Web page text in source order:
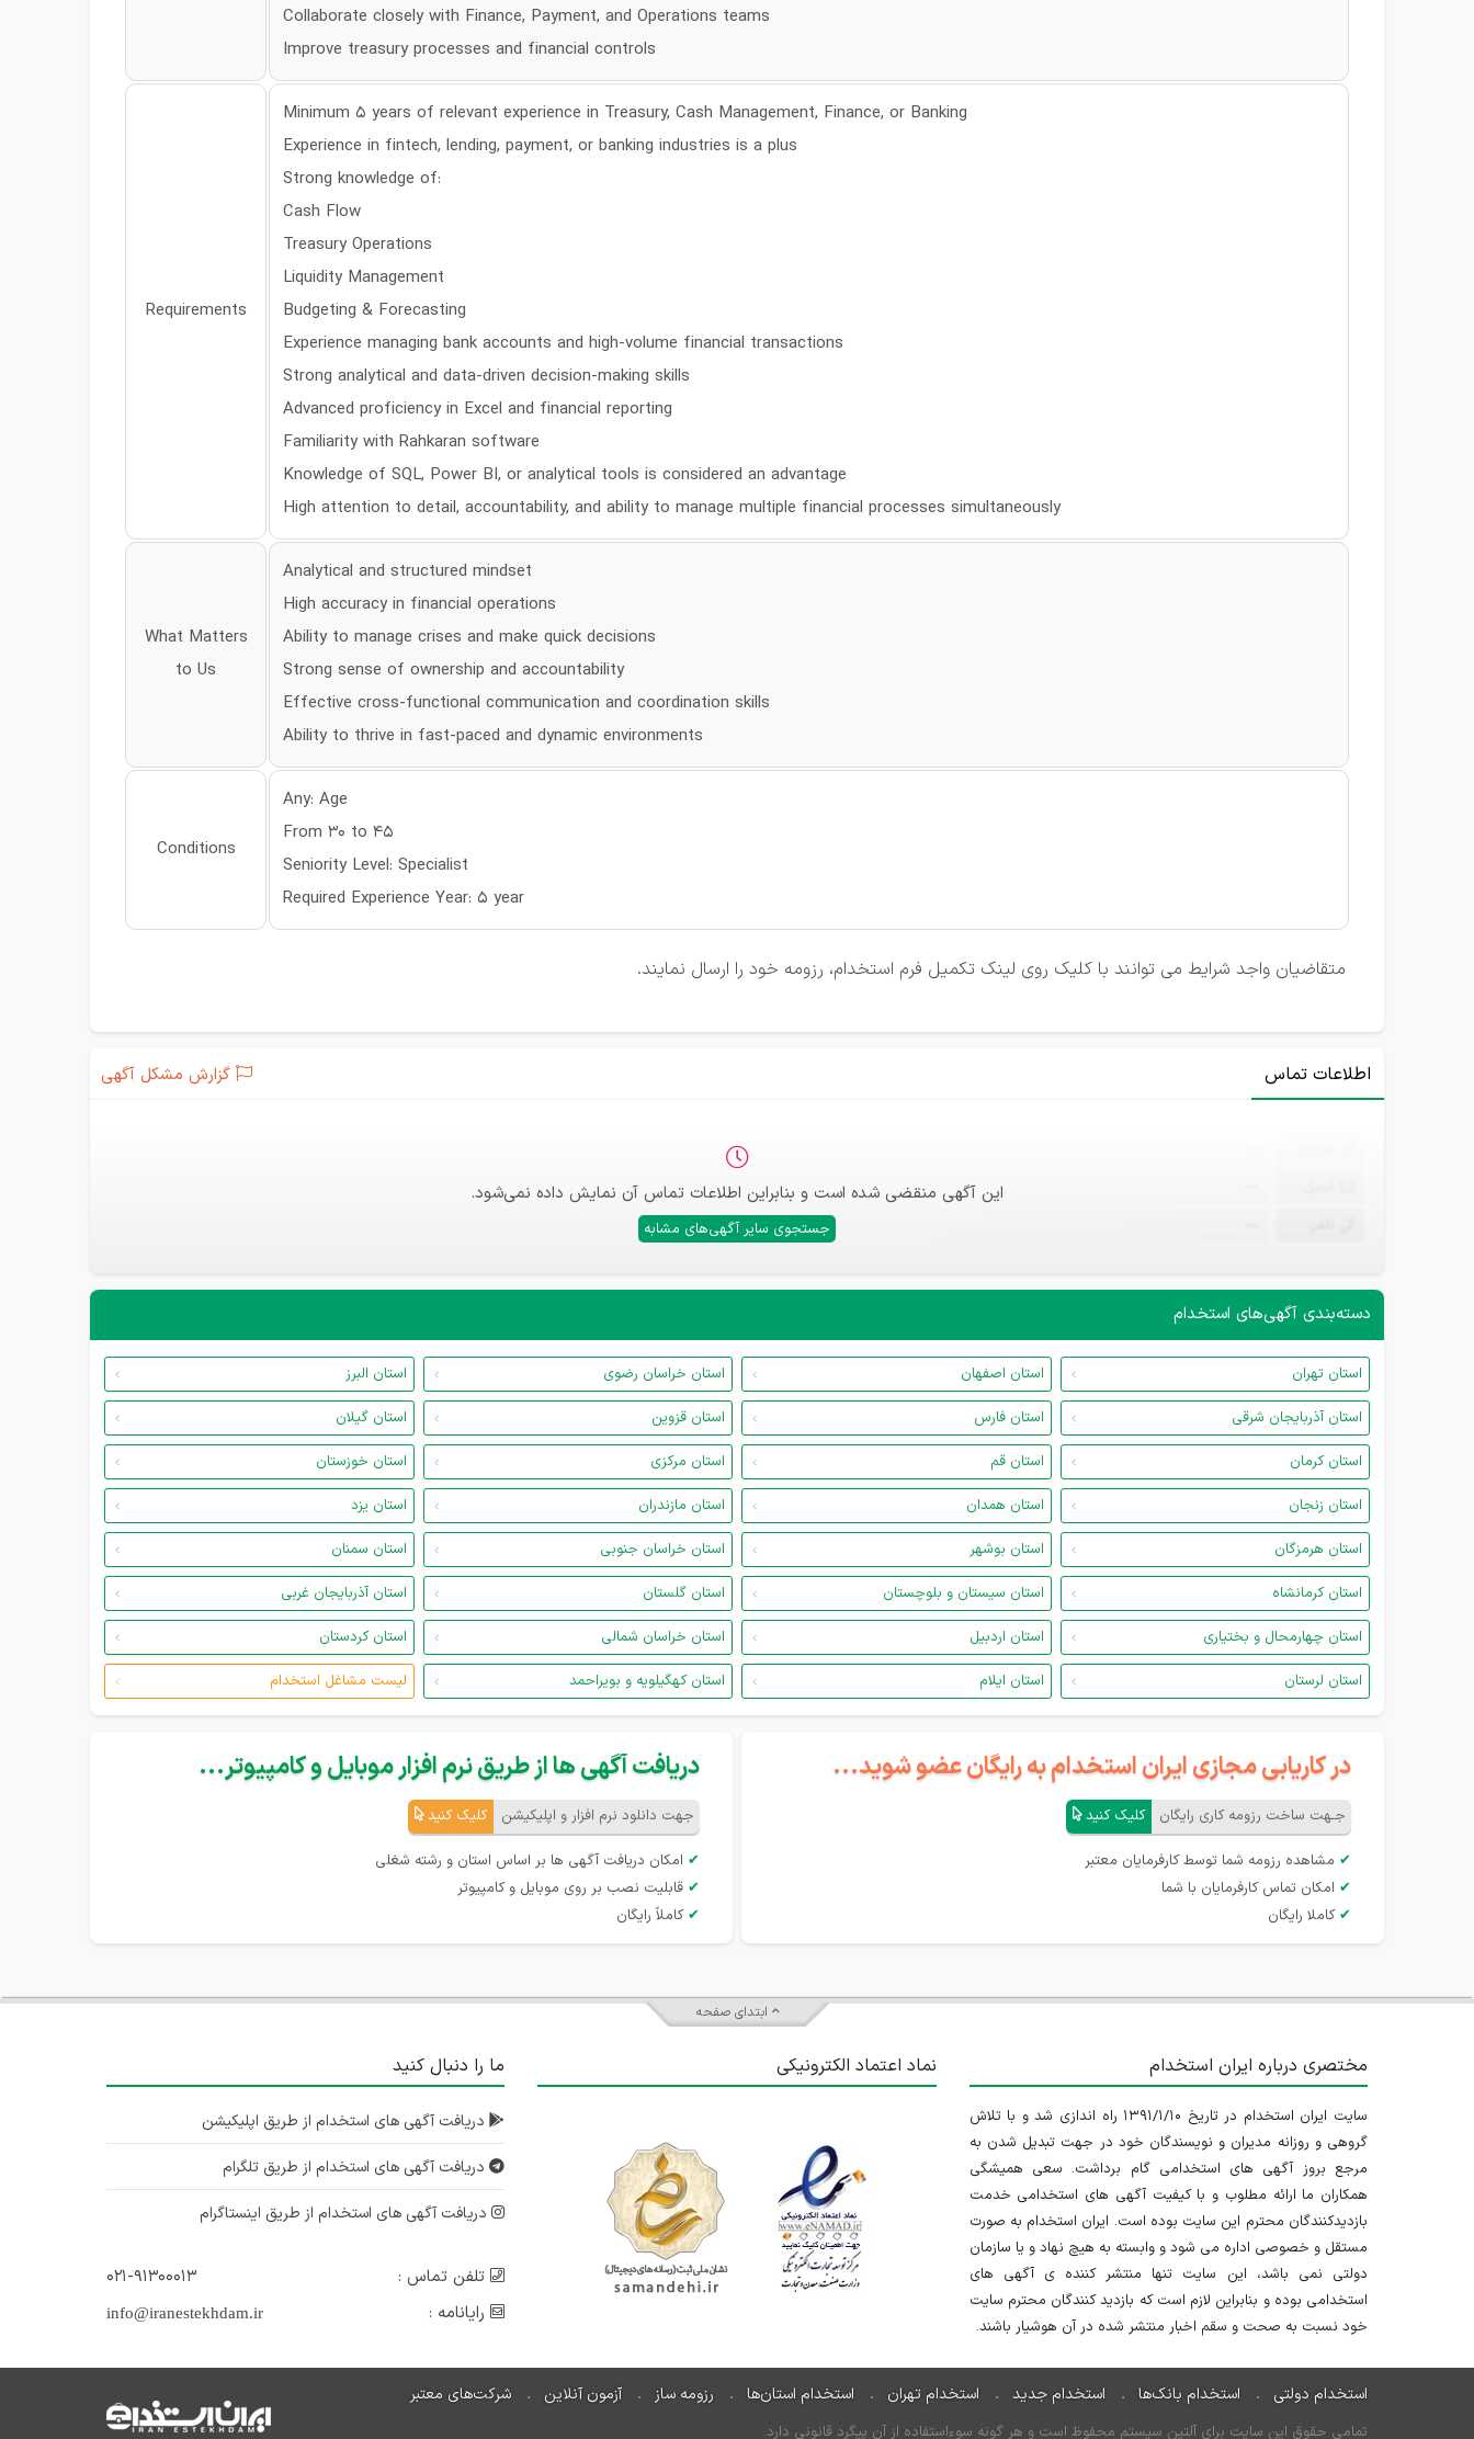
Collaborate closely with Finance, Payment, and Operations teams
Improve treasury processes and financial controls
Minimum 5 years of relevant experience in Treasury, Cash Management, Finance, or Banking
Experience in fintech, lending, payment, or banking industries is a plus
Strong knowledge of:
Cash Flow
Treasury Operations
Liquidity Management
Budgeting & Forecasting
Experience managing bank accounts and high-volume financial transactions
Strong analytical and data-driven decision-making skills
Advanced proficiency in Excel and financial reporting
Familiarity with Rahkaran software
Knowledge of SQL, Power BI, or analytical tools is considered an advantage
High attention to detail, accountability, and ability to manage multiple financial processes simultaneously
Requirements
Analytical and structured mindset
High accuracy in financial operations
Ability to manage crises and make quick decisions
Strong sense of ownership and accountability
Effective cross-functional communication and coordination skills
Ability to thrive in fast-paced and dynamic environments
What Matters
to Us
Any: Age
From 30 to 45
Seniority Level: Specialist
Required Experience Year: 5 year
Conditions
متقاضیان واجد شرایط می توانند با کلیک روی لینک تکمیل فرم استخدام، رزومه خود را ارسال نمایند.
اطلاعات تماس گزارش مشکل آگهی
این آگهی منقضی شده است و بنابراین اطلاعات تماس آن نمایش داده نمی‌شود.
جستجوی سایر آگهی‌های مشابه
دسته‌بندی آگهی‌های استخدام
استان تهران استان اصفهان استان خراسان رضوی
استان البرز
استان آذربایجان شرقی
استان فارس استان قزوین
استان گیلان
استان کرمان
استان قم استان مرکزی
استان خوزستان
استان زنجان
استان همدان استان مازندران
استان یزد
استان هرمزگان
استان بوشهر استان خراسان جنوبی
استان سمنان
استان کرمانشاه
استان سیستان و بلوچستان استان گلستان
استان آذربایجان غربی
استان چهارمحال و بختیاری
استان اردبیل استان خراسان شمالی
استان کردستان
استان لرستان
استان ایلام استان کهگیلویه و بویراحمد لیست مشاغل استخدام
در کاریابی مجازی ایران استخدام به رایگان عضو شوید...
جـهت ساخت رزومه کاری رایگان کلیک کنید
✔ مشاهده رزومه شما توسط کارفرمایان معتبر
✔ امکان تماس کارفرمایان با شما
✔ کاملا رایگان
دریافت آگهی ها از طریق نرم افزار موبایل و کامپیوتر...
جهت دانلود نرم افزار و اپلیکیشن کلیک کنید
✔ امکان دریافت آگهی ها بر اساس استان و رشته شغلی
✔ قابلیت نصب بر روی موبایل و کامپیوتر
✔ کاملاً رایگان
ابتدای صفحه
مختصری درباره ایران استخدام
سایت ایران استخدام در تاریخ ۱۳۹۱/۱/۱۰ راه اندازی شد و با تلاش
گروهی و روزانه مدیران و نویسندگان خود در جهت تبدیل شدن به
مرجع بروز آگهی های استخدامی گام برداشت. سعی همیشگی
همکاران ما ارائه مطلوب و با کیفیت آگهی های استخدامی خدمت
بازدیدکنندگان محترم این سایت بوده است. ایران استخدام به صورت
مستقل و خصوصی اداره می شود و وابسته به هیچ نهاد و یا سازمان
دولتی نمی باشد، این سایت تنها منتشر کننده ی آگهی های
استخدامی بوده و بنابراین لازم است که بازدید کنندگان محترم سایت
خود نسبت به صحت و سقم اخبار منتشر شده در آن هوشیار باشند.
نماد اعتماد الکترونیکی ما را دنبال کنید
دریافت آگهی های استخدام از طریق اپلیکیشن
دریافت آگهی های استخدام از طریق تلگرام
دریافت آگهی های استخدام از طریق اینستاگرام
تلفن تماس :
۰۲۱-۹۱۳۰۰۰۱۳
رایانامه :
info@iranestekhdam.ir
استخدام دولتی استخدام بانک‌ها استخدام جدید استخدام تهران استخدام استان‌ها رزومه ساز آزمون آنلاین شرکت‌های معتبر
تمامی حقوق این سایت برای آلتین سیستم محفوظ است و هر گونه سوءاستفاده از آن پیگرد قانونی دارد.